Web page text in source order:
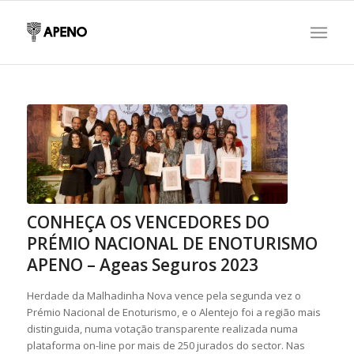
CONHEÇA OS VENCEDORES DO
PRÉMIO NACIONAL DE ENOTURISMO
APENO – Ageas Seguros 2023
Herdade da Malhadinha Nova vence pela segunda vez o
Prémio Nacional de Enoturismo, e o Alentejo foi a região mais
distinguida, numa votação transparente realizada numa
plataforma on-line por mais de 250 jurados do sector. Nas